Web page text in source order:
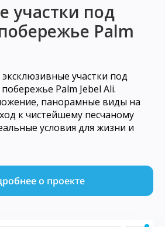
участки под
Palm
участки под
Palm Jebel Ali.
панорамные виды на
к чистейшему песчаному
условия для жизни и
о проекте